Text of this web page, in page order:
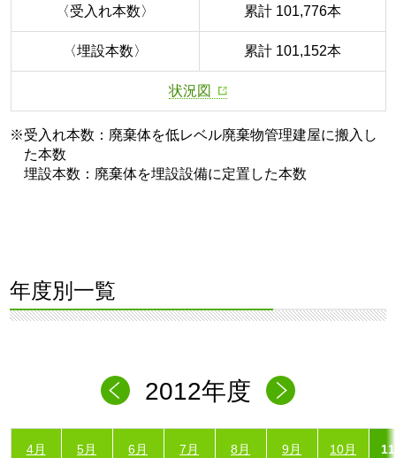
〈受入れ本数〉 累計 101,776本
〈埋設本数〉 累計 101,152本
状況図
※受入れ本数：廃棄体を低レベル廃棄物管理建屋に搬入し
た本数
埋設本数：廃棄体を埋設設備に定置した本数
年度別一覧
2012年度
4月 5月 6月 7月 8月 9月 10月